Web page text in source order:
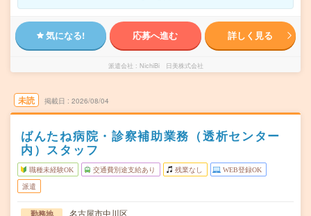
気になる! 応募へ進む 詳しく見る
派遣会社 NichiBi 日美株式会社
未読 掲載日 2026/08/04
ばんたね病院・診察補助業務（透析センター
内）スタッフ
職種未経験OK 交通費別途支給あり 残業なし WEB登録OK
派遣
勤務地
名古屋市中川区